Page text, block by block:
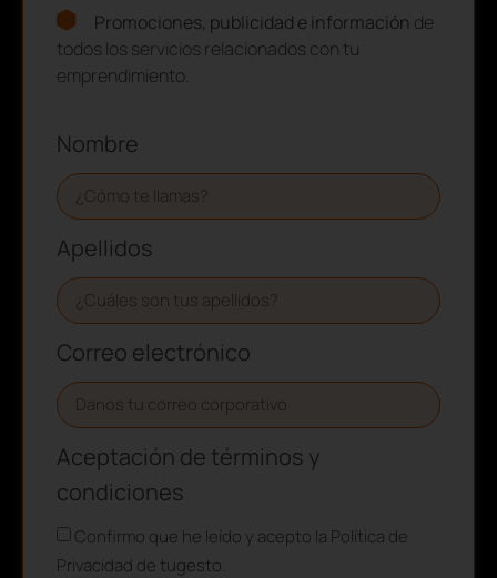
Promociones, publicidad e información de
todos los servicios relacionados con tu
emprendimiento.
Nombre
Apellidos
Correo electrónico
Aceptación de términos y
condiciones
Confirmo que he leído y acepto la Política de
Privacidad de tugesto.